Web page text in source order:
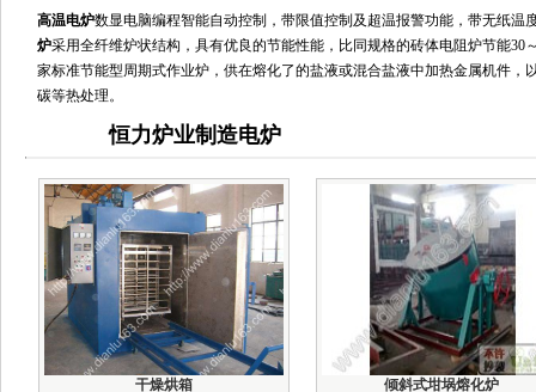
高温电炉数显电脑编程智能自动控制，带限值控制及超温报警功能，带无纸温
炉采用全纤维炉状结构，具有优良的节能性能，比同规格的砖体电阻炉节能30
家标准节能型周期式作业炉，供在熔化了的盐液或混合盐液中加热金属机件，
碳等热处理。
恒力炉业制造电炉
干燥烘箱 倾斜式坩埚熔化炉